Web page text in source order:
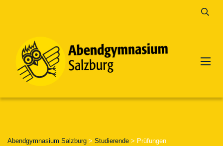
Abendgymnasium Salzburg > Studierende > Prüfungen